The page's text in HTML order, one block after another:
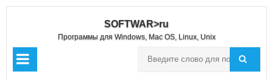
SOFTWAR>ru
Программы для Windows, Mac OS, Linux, Unix